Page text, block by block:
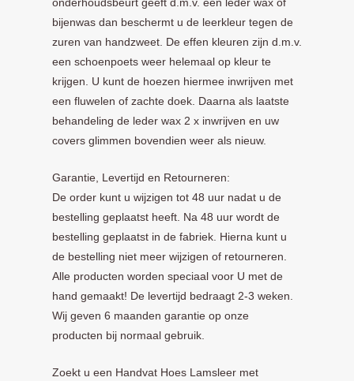
onderhoudsbeurt geeft d.m.v. een leder wax of
bijenwas dan beschermt u de leerkleur tegen de
zuren van handzweet. De effen kleuren zijn d.m.v.
een schoenpoets weer helemaal op kleur te
krijgen. U kunt de hoezen hiermee inwrijven met
een fluwelen of zachte doek. Daarna als laatste
behandeling de leder wax 2 x inwrijven en uw
covers glimmen bovendien weer als nieuw.
Garantie, Levertijd en Retourneren:
De order kunt u wijzigen tot 48 uur nadat u de
bestelling geplaatst heeft. Na 48 uur wordt de
bestelling geplaatst in de fabriek. Hierna kunt u
de bestelling niet meer wijzigen of retourneren.
Alle producten worden speciaal voor U met de
hand gemaakt! De levertijd bedraagt 2-3 weken.
Wij geven 6 maanden garantie op onze
producten bij normaal gebruik.
Zoekt u een Handvat Hoes Lamsleer met